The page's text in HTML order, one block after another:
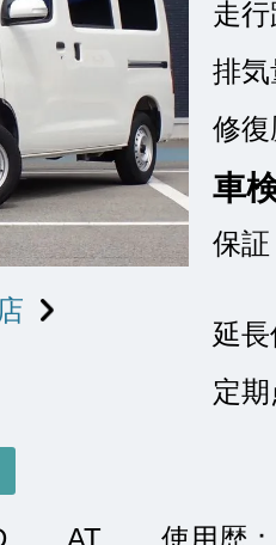
走
排気
修復
車
保証
延
定
AT 使用歴